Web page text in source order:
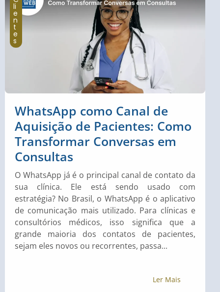
li
e
n
t
e
s
WhatsApp como Canal de
Aquisição de Pacientes: Como
Transformar Conversas em
Consultas
O WhatsApp já é o principal canal de contato da
sua clínica. Ele está sendo usado com
estratégia? No Brasil, o WhatsApp é o aplicativo
de comunicação mais utilizado. Para clínicas e
consultórios médicos, isso significa que a
grande maioria dos contatos de pacientes,
sejam eles novos ou recorrentes, passa...
Ler Mais